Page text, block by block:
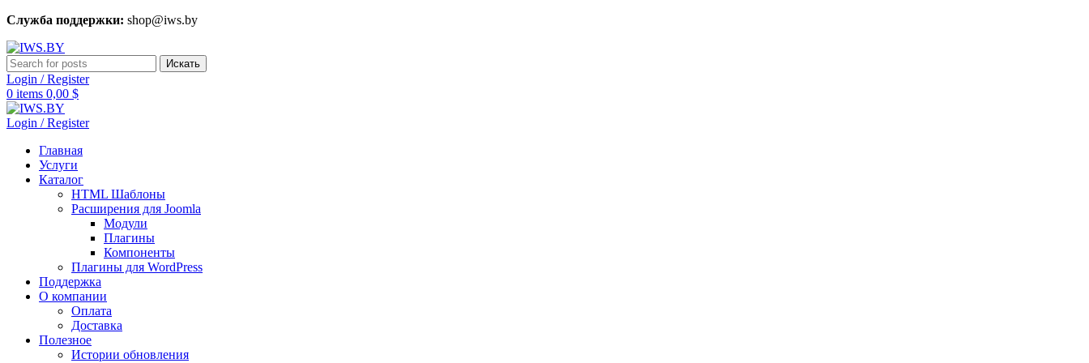
Служба поддержки: shop@iws.by
Искать
Login / Register
0 items 0,00 $
Login / Register
Главная
Услуги
Каталог
HTML Шаблоны
Расширения для Joomla
Модули
Плагины
Компоненты
Плагины для WordPress
Поддержка
О компании
Оплата
Доставка
Полезное
Истории обновления